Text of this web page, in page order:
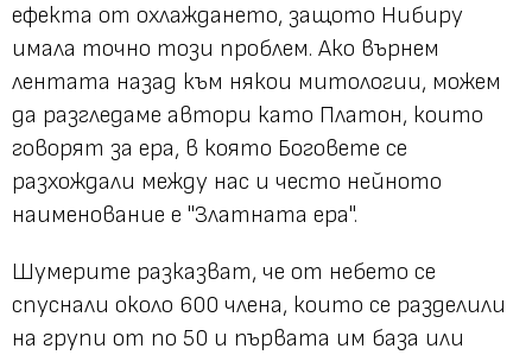
ефекта от охлаждането, защото Нибиру
имала точно този проблем. Ако върнем
лентата назад към някои митологии, можем
да разгледаме автори като Платон, които
говорят за ера, в която Боговете се
разхождали между нас и често нейното
наименование е "Златната ера".
Шумерите разказват, че от небето се
спуснали около 600 члена, които се разделили
на групи от по 50 и първата им база или